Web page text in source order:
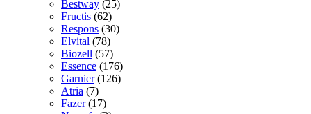
Bestway (25)
Fructis (62)
Respons (30)
Elvital (78)
Biozell (57)
Essence (176)
Garnier (126)
Atria (7)
Fazer (17)